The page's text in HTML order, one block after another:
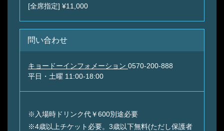
[全席指定] ¥11,000
問い合わせ
キョードーインフォメーション 0570-200-888
平日・土曜 11:00-18:00
※入場時ドリンク代￥600別途必要
※4歳以上チケット必要。3歳以下無料(ただし保護者